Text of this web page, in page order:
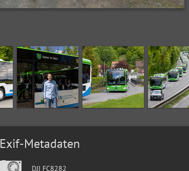
Exif-Metadaten
DJI FC8282